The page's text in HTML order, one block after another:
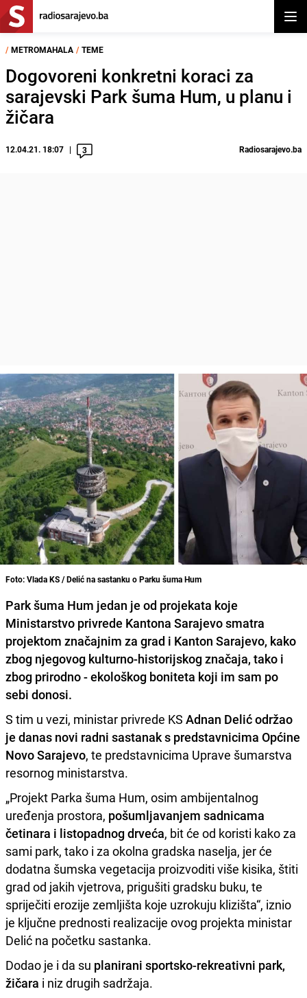
/ METROMAHALA / TEME
Dogovoreni konkretni koraci za
sarajevski Park šuma Hum, u planu i
žičara
12.04.21. 18:07 3 Radiosarajevo.ba
Foto: Vlada KS / Delić na sastanku o Parku šuma Hum
Park šuma Hum jedan je od projekata koje
Ministarstvo privrede Kantona Sarajevo smatra
projektom značajnim za grad i Kanton Sarajevo, kako
zbog njegovog kulturno-historijskog značaja, tako i
zbog prirodno - ekološkog boniteta koji im sam po
sebi donosi.
S tim u vezi, ministar privrede KS Adnan Delić održao
je danas novi radni sastanak s predstavnicima Općine
Novo Sarajevo, te predstavnicima Uprave šumarstva
resornog ministarstva.
„Projekt Parka šuma Hum, osim ambijentalnog
uređenja prostora, pošumljavanjem sadnicama
četinara i listopadnog drveća, bit će od koristi kako za
sami park, tako i za okolna gradska naselja, jer će
dodatna šumska vegetacija proizvoditi više kisika, štiti
grad od jakih vjetrova, prigušiti gradsku buku, te
spriječiti erozije zemljišta koje uzrokuju klizišta“, iznio
je ključne prednosti realizacije ovog projekta ministar
Delić na početku sastanka.
Dodao je i da su planirani sportsko-rekreativni park,
žičara i niz drugih sadržaja.